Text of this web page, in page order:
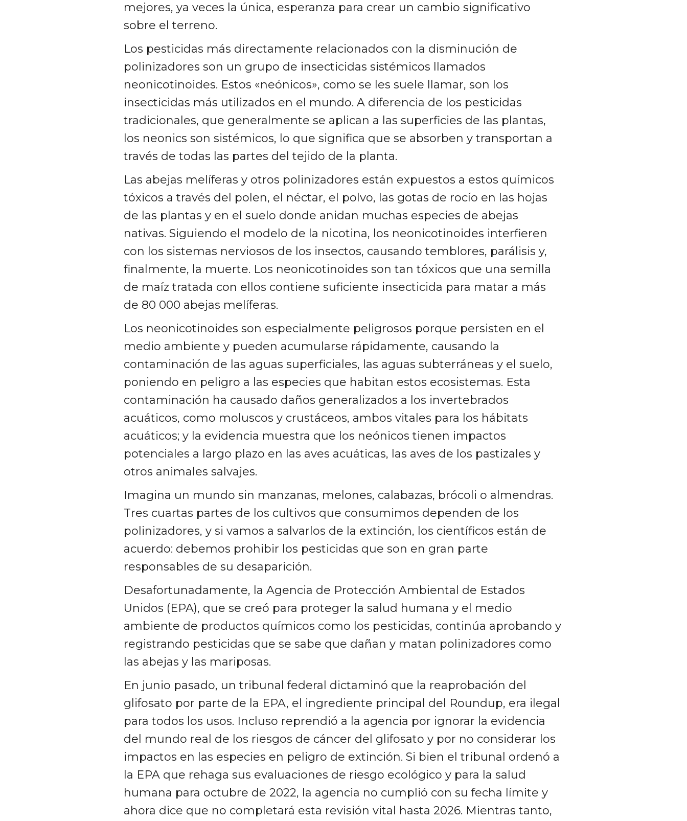
mejores, ya veces la única, esperanza para crear un cambio significativo
sobre el terreno.
Los pesticidas más directamente relacionados con la disminución de
polinizadores son un grupo de insecticidas sistémicos llamados
neonicotinoides. Estos «neónicos», como se les suele llamar, son los
insecticidas más utilizados en el mundo. A diferencia de los pesticidas
tradicionales, que generalmente se aplican a las superficies de las plantas,
los neonics son sistémicos, lo que significa que se absorben y transportan a
través de todas las partes del tejido de la planta.
Las abejas melíferas y otros polinizadores están expuestos a estos químicos
tóxicos a través del polen, el néctar, el polvo, las gotas de rocío en las hojas
de las plantas y en el suelo donde anidan muchas especies de abejas
nativas. Siguiendo el modelo de la nicotina, los neonicotinoides interfieren
con los sistemas nerviosos de los insectos, causando temblores, parálisis y,
finalmente, la muerte. Los neonicotinoides son tan tóxicos que una semilla
de maíz tratada con ellos contiene suficiente insecticida para matar a más
de 80 000 abejas melíferas.
Los neonicotinoides son especialmente peligrosos porque persisten en el
medio ambiente y pueden acumularse rápidamente, causando la
contaminación de las aguas superficiales, las aguas subterráneas y el suelo,
poniendo en peligro a las especies que habitan estos ecosistemas. Esta
contaminación ha causado daños generalizados a los invertebrados
acuáticos, como moluscos y crustáceos, ambos vitales para los hábitats
acuáticos; y la evidencia muestra que los neónicos tienen impactos
potenciales a largo plazo en las aves acuáticas, las aves de los pastizales y
otros animales salvajes.
Imagina un mundo sin manzanas, melones, calabazas, brócoli o almendras.
Tres cuartas partes de los cultivos que consumimos dependen de los
polinizadores, y si vamos a salvarlos de la extinción, los científicos están de
acuerdo: debemos prohibir los pesticidas que son en gran parte
responsables de su desaparición.
Desafortunadamente, la Agencia de Protección Ambiental de Estados
Unidos (EPA), que se creó para proteger la salud humana y el medio
ambiente de productos químicos como los pesticidas, continúa aprobando y
registrando pesticidas que se sabe que dañan y matan polinizadores como
las abejas y las mariposas.
En junio pasado, un tribunal federal dictaminó que la reaprobación del
glifosato por parte de la EPA, el ingrediente principal del Roundup, era ilegal
para todos los usos. Incluso reprendió a la agencia por ignorar la evidencia
del mundo real de los riesgos de cáncer del glifosato y por no considerar los
impactos en las especies en peligro de extinción. Si bien el tribunal ordenó a
la EPA que rehaga sus evaluaciones de riesgo ecológico y para la salud
humana para octubre de 2022, la agencia no cumplió con su fecha límite y
ahora dice que no completará esta revisión vital hasta 2026. Mientras tanto,